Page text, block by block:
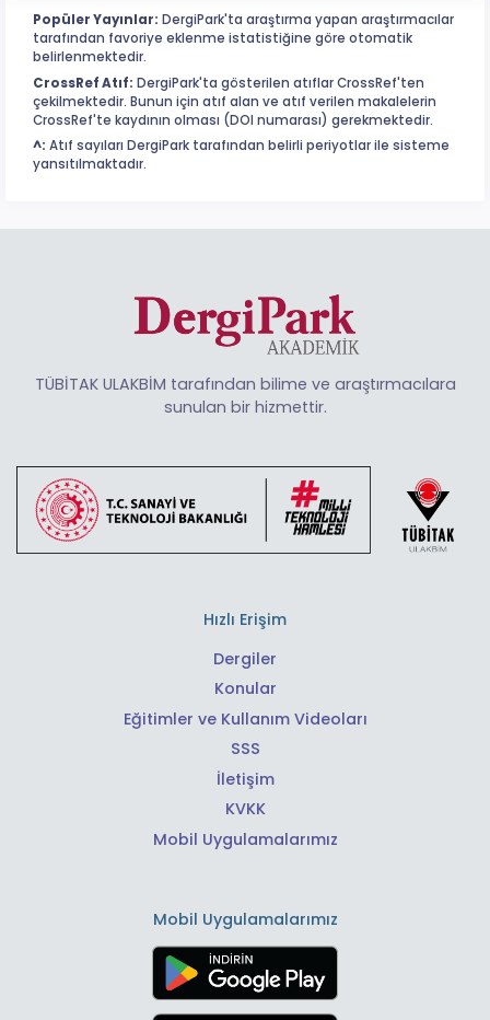
Popüler Yayınlar: DergiPark'ta araştırma yapan araştırmacılar
tarafından favoriye eklenme istatistiğine göre otomatik
belirlenmektedir.
CrossRef Atıf: DergiPark'ta gösterilen atıflar CrossRef'ten
çekilmektedir. Bunun için atıf alan ve atıf verilen makalelerin
CrossRef'te kaydının olması (DOI numarası) gerekmektedir.
^: Atıf sayıları DergiPark tarafından belirli periyotlar ile sisteme
yansıtılmaktadır.
TÜBİTAK ULAKBİM tarafından bilime ve araştırmacılara
sunulan bir hizmettir.
Hızlı Erişim
Dergiler
Konular
Eğitimler ve Kullanım Videoları
SSS
İletişim
KVKK
Mobil Uygulamalarımız
Mobil Uygulamalarımız